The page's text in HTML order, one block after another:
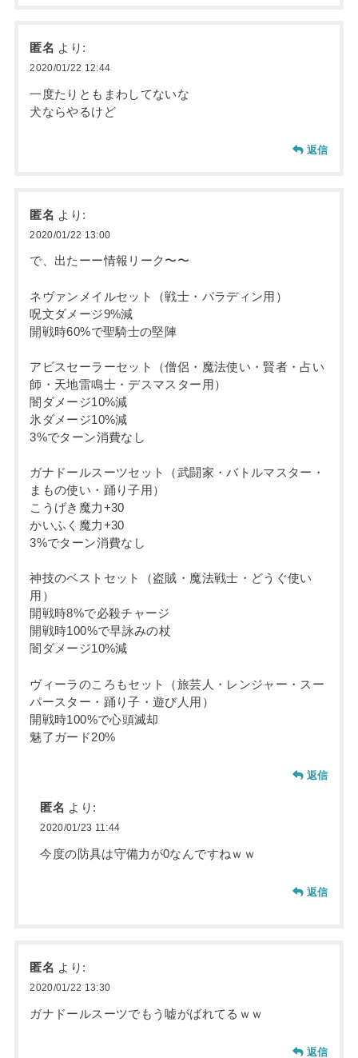
匿名 より:
2020/01/22 12:44
一度たりともまわしてないな
犬ならやるけど
返信
匿名 より:
2020/01/22 13:00
で、出たーー情報リーク〜〜
ネヴァンメイルセット（戦士・パラディン用）
呪文ダメージ9%減
開戦時60%で聖騎士の堅陣
アビスセーラーセット（僧侶・魔法使い・賢者・占い
師・天地雷鳴士・デスマスター用）
闇ダメージ10%減
氷ダメージ10%減
3%でターン消費なし
ガナドールスーツセット（武闘家・バトルマスター・
まもの使い・踊り子用）
こうげき魔力+30
かいふく魔力+30
3%でターン消費なし
神技のベストセット（盗賊・魔法戦士・どうぐ使い
用）
開戦時8%で必殺チャージ
開戦時100%で早詠みの杖
闇ダメージ10%減
ヴィーラのころもセット（旅芸人・レンジャー・スー
パースター・踊り子・遊び人用）
開戦時100%で心頭滅却
魅了ガード20%
返信
匿名 より:
2020/01/23 11:44
今度の防具は守備力が0なんですねｗｗ
返信
匿名 より:
2020/01/22 13:30
ガナドールスーツでもう嘘がばれてるｗｗ
返信